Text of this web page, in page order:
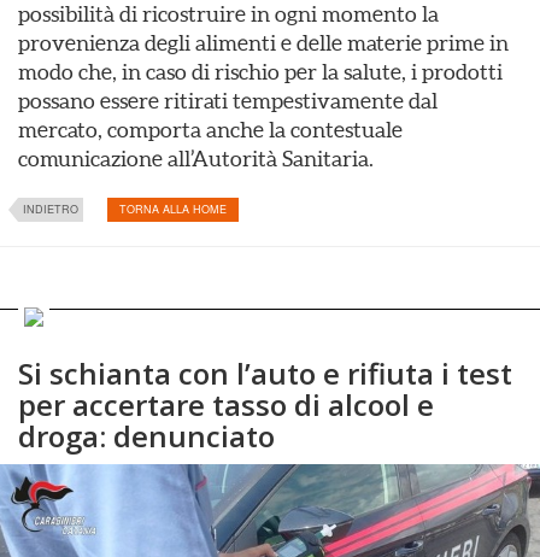
possibilità di ricostruire in ogni momento la
provenienza degli alimenti e delle materie prime in
modo che, in caso di rischio per la salute, i prodotti
possano essere ritirati tempestivamente dal
mercato, comporta anche la contestuale
comunicazione all’Autorità Sanitaria.
INDIETRO TORNA ALLA HOME
Si schianta con l’auto e rifiuta i test
per accertare tasso di alcool e
droga: denunciato